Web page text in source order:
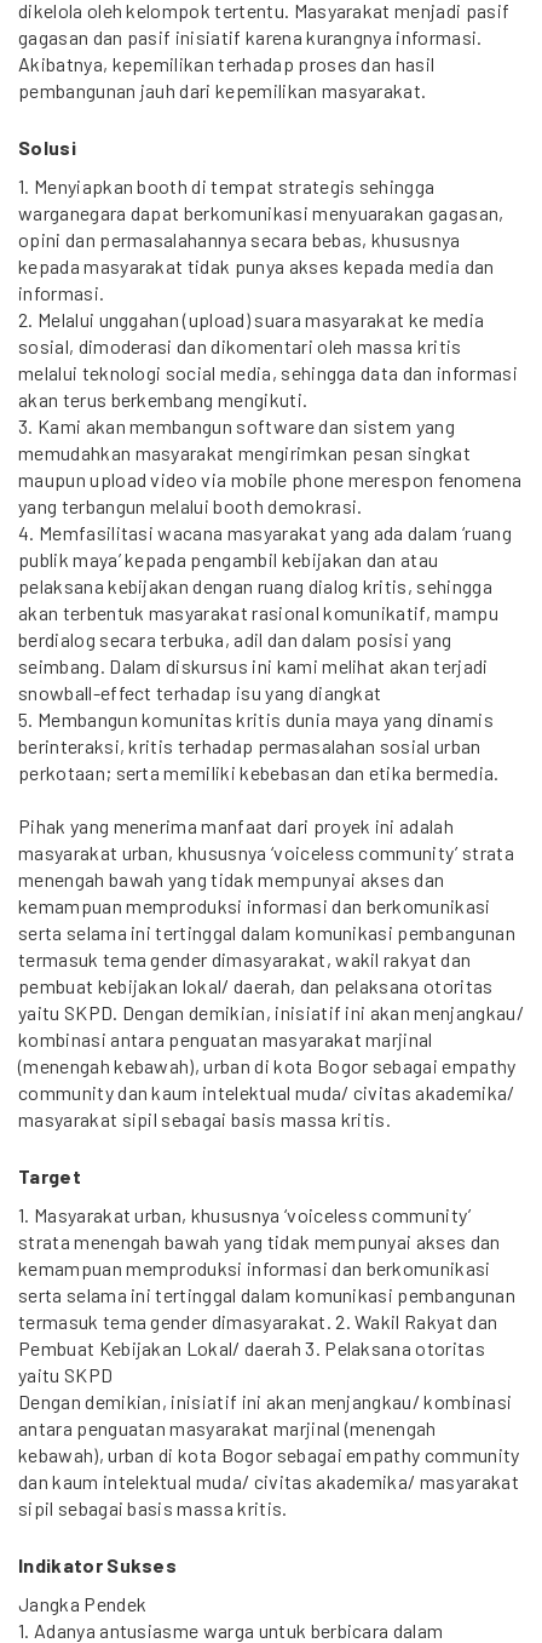
dikelola oleh kelompok tertentu. Masyarakat menjadi pasif
gagasan dan pasif inisiatif karena kurangnya informasi.
Akibatnya, kepemilikan terhadap proses dan hasil
pembangunan jauh dari kepemilikan masyarakat.
Solusi
1. Menyiapkan booth di tempat strategis sehingga
warganegara dapat berkomunikasi menyuarakan gagasan,
opini dan permasalahannya secara bebas, khususnya
kepada masyarakat tidak punya akses kepada media dan
informasi.
2. Melalui unggahan (upload) suara masyarakat ke media
sosial, dimoderasi dan dikomentari oleh massa kritis
melalui teknologi social media, sehingga data dan informasi
akan terus berkembang mengikuti.
3. Kami akan membangun software dan sistem yang
memudahkan masyarakat mengirimkan pesan singkat
maupun upload video via mobile phone merespon fenomena
yang terbangun melalui booth demokrasi.
4. Memfasilitasi wacana masyarakat yang ada dalam ‘ruang
publik maya’ kepada pengambil kebijakan dan atau
pelaksana kebijakan dengan ruang dialog kritis, sehingga
akan terbentuk masyarakat rasional komunikatif, mampu
berdialog secara terbuka, adil dan dalam posisi yang
seimbang. Dalam diskursus ini kami melihat akan terjadi
snowball-effect terhadap isu yang diangkat
5. Membangun komunitas kritis dunia maya yang dinamis
berinteraksi, kritis terhadap permasalahan sosial urban
perkotaan; serta memiliki kebebasan dan etika bermedia.
Pihak yang menerima manfaat dari proyek ini adalah
masyarakat urban, khususnya ‘voiceless community’ strata
menengah bawah yang tidak mempunyai akses dan
kemampuan memproduksi informasi dan berkomunikasi
serta selama ini tertinggal dalam komunikasi pembangunan
termasuk tema gender dimasyarakat, wakil rakyat dan
pembuat kebijakan lokal/ daerah, dan pelaksana otoritas
yaitu SKPD. Dengan demikian, inisiatif ini akan menjangkau/
kombinasi antara penguatan masyarakat marjinal
(menengah kebawah), urban di kota Bogor sebagai empathy
community dan kaum intelektual muda/ civitas akademika/
masyarakat sipil sebagai basis massa kritis.
Target
1. Masyarakat urban, khususnya ‘voiceless community’
strata menengah bawah yang tidak mempunyai akses dan
kemampuan memproduksi informasi dan berkomunikasi
serta selama ini tertinggal dalam komunikasi pembangunan
termasuk tema gender dimasyarakat. 2. Wakil Rakyat dan
Pembuat Kebijakan Lokal/ daerah 3. Pelaksana otoritas
yaitu SKPD
Dengan demikian, inisiatif ini akan menjangkau/ kombinasi
antara penguatan masyarakat marjinal (menengah
kebawah), urban di kota Bogor sebagai empathy community
dan kaum intelektual muda/ civitas akademika/ masyarakat
sipil sebagai basis massa kritis.
Indikator Sukses
Jangka Pendek
1. Adanya antusiasme warga untuk berbicara dalam